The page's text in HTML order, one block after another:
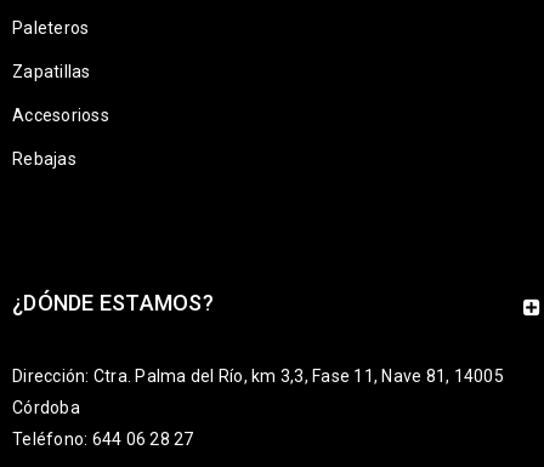
Paleteros
Zapatillas
Accesorioss
Rebajas
¿DÓNDE ESTAMOS?
Dirección: Ctra. Palma del Río, km 3,3, Fase 11, Nave 81, 14005
Córdoba
Teléfono: 644 06 28 27